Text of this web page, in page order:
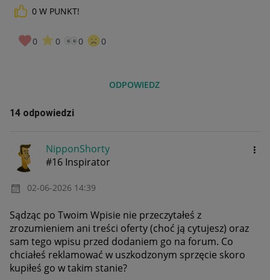
0 W PUNKT!
0 0 0 0
ODPOWIEDZ
14 odpowiedzi
NipponShorty
#16 Inspirator
‎02-06-2026 14:39
Sądząc po Twoim Wpisie nie przeczytałeś z
zrozumieniem ani treści oferty (choć ją cytujesz) oraz
sam tego wpisu przed dodaniem go na forum. Co
chciałeś reklamować w uszkodzonym sprzęcie skoro
kupiłeś go w takim stanie?